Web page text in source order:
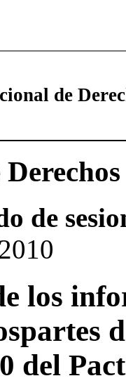
de
de
los
del